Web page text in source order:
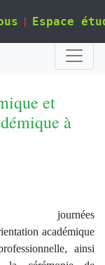
| Espace
et
à
journées
académique
ainsi